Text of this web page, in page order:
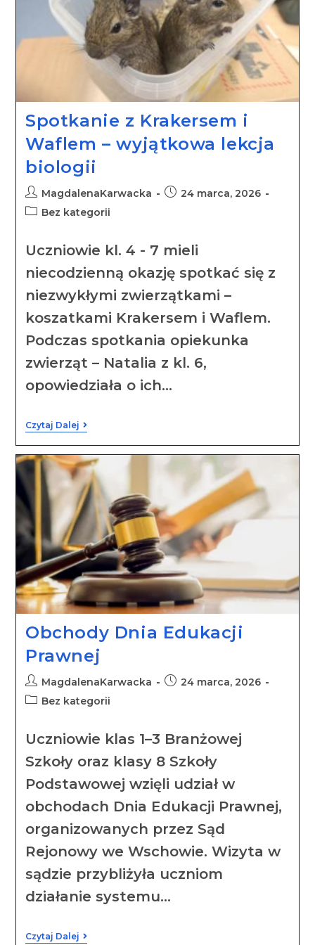
Spotkanie z Krakersem i
Waflem – wyjątkowa lekcja
biologii
MagdalenaKarwacka
24 marca, 2026
Bez kategorii
Uczniowie kl. 4 - 7 mieli
niecodzienną okazję spotkać się z
niezwykłymi zwierzątkami –
koszatkami Krakersem i Waflem.
Podczas spotkania opiekunka
zwierząt – Natalia z kl. 6,
opowiedziała o ich…
Czytaj Dalej
Obchody Dnia Edukacji
Prawnej
MagdalenaKarwacka
24 marca, 2026
Bez kategorii
Uczniowie klas 1–3 Branżowej
Szkoły oraz klasy 8 Szkoły
Podstawowej wzięli udział w
obchodach Dnia Edukacji Prawnej,
organizowanych przez Sąd
Rejonowy we Wschowie. Wizyta w
sądzie przybliżyła uczniom
działanie systemu…
Czytaj Dalej